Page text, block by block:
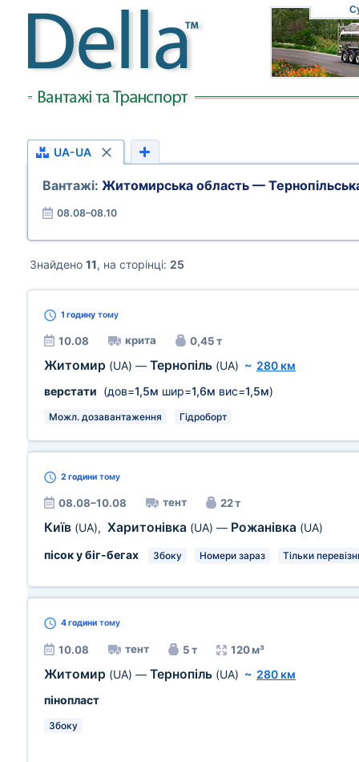
UA-UA
Вантажі: Житомирська область —
08.08–08.10
Знайдено 11, на сторінці: 25
1 годину тому
10.08 крита 0,45 т
Житомир (UA) — Тернопіль (UA) ~ 280 км
верстати (дов=1,5м шир=1,6м вис=1,5м)
Можл. дозавантаження Гідроборт
2 години тому
08.08–10.08 тент 22 т
Київ (UA), Харитонівка (UA) — Рожанівка (UA)
пісок у біг-бегах
Збоку Номери зараз Тільки
4 години тому
10.08 тент 5 т 120 м³
Житомир (UA) — Тернопіль (UA) ~ 280 км
пінопласт
Збоку